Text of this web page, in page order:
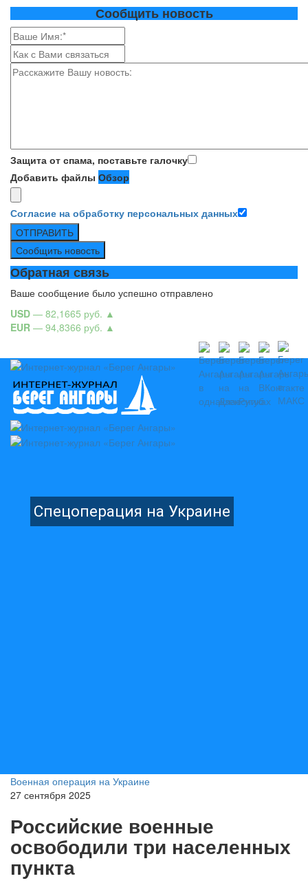
Сообщить новость
Защита от спама, поставьте галочку
Добавить файлы Обзор
Согласие на обработку персональных данных
ОТПРАВИТЬ
Сообщить новость
Обратная связь
Ваше сообщение было успешно отправлено
USD — 82,1665 руб. ▲
EUR — 94,8366 руб. ▲
Спецоперация на Украине
Военная операция на Украине
27 сентября 2025
Российские военные
освободили три населенных
пункта